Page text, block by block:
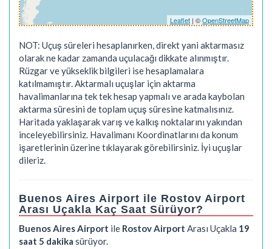
Leaflet | ©OpenStreetMap
NOT: Uçuş süreleri hesaplanırken, direkt yani aktarmasız
olarak ne kadar zamanda uçulacağı dikkate alınmıştır.
Rüzgar ve yükseklik bilgileri ise hesaplamalara
katılmamıştır. Aktarmalı uçuşlar için aktarma
havalimanlarına tek tek hesap yapmalı ve arada kaybolan
aktarma süresini de toplam uçuş süresine katmalısınız.
Haritada yaklaşarak varış ve kalkış noktalarını yakından
inceleyebilirsiniz. Havalimanı Koordinatlarını da konum
işaretlerinin üzerine tıklayarak görebilirsiniz. İyi uçuşlar
dileriz.
Buenos Aires Airport ile Rostov Airport
Arası Uçakla Kaç Saat Sürüyor?
Buenos Aires Airport ile Rostov Airport Arası Uçakla 19
saat 5 dakika sürüyor.